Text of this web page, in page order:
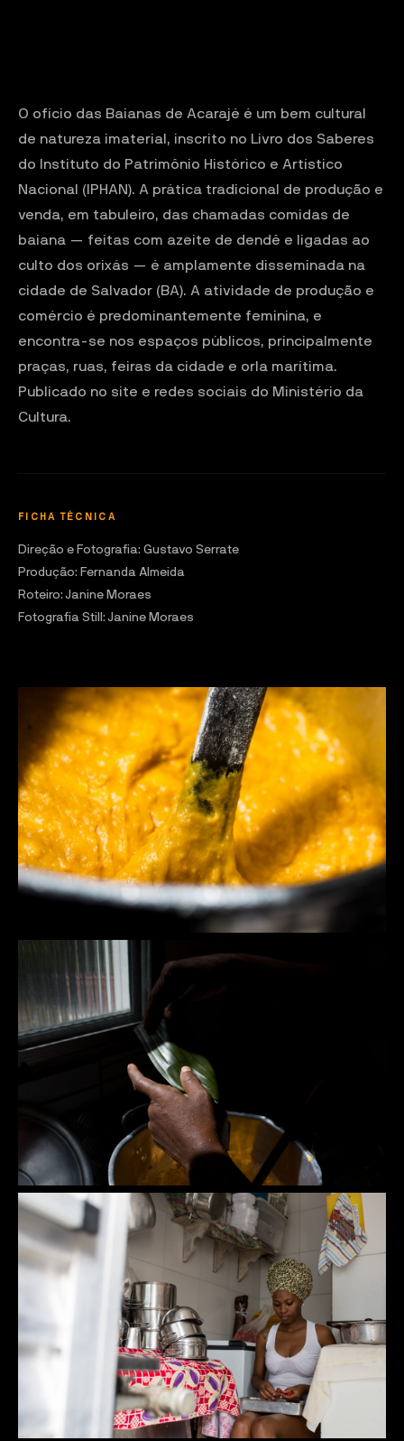
O ofício das Baianas de Acarajé é um bem cultural
de natureza imaterial, inscrito no Livro dos Saberes
do Instituto do Patrimônio Histórico e Artístico
Nacional (IPHAN). A prática tradicional de produção e
venda, em tabuleiro, das chamadas comidas de
baiana — feitas com azeite de dendê e ligadas ao
culto dos orixás — é amplamente disseminada na
cidade de Salvador (BA). A atividade de produção e
comércio é predominantemente feminina, e
encontra-se nos espaços públicos, principalmente
praças, ruas, feiras da cidade e orla marítima.
Publicado no site e redes sociais do Ministério da
Cultura.
FICHA TÉCNICA
Direção e Fotografia: Gustavo Serrate
Produção: Fernanda Almeida
Roteiro: Janine Moraes
Fotografia Still: Janine Moraes